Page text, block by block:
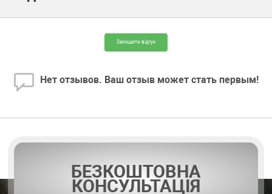
Залишити відгук
Нет отзывов. Ваш отзыв может стать первым!
БЕЗКОШТОВНА
КОНСУЛЬТАЦІЯ